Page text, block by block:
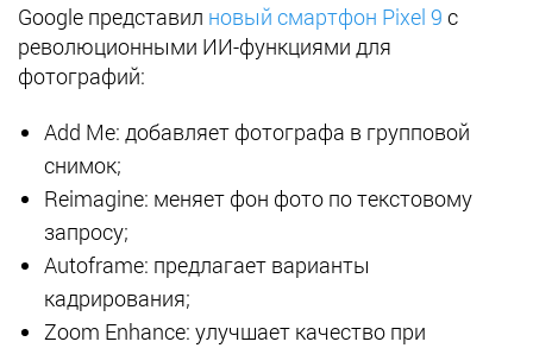
Google представил новый смартфон Pixel 9 с
революционными ИИ-функциями для
фотографий:
Add Me: добавляет фотографа в групповой
снимок;
Reimagine: меняет фон фото по текстовому
запросу;
Autoframe: предлагает варианты
кадрирования;
Zoom Enhance: улучшает качество при